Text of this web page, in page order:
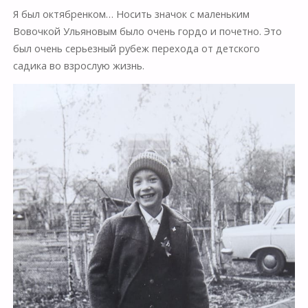
Я был октябренком… Носить значок с маленьким
Вовочкой Ульяновым было очень гордо и почетно. Это
был очень серьезный рубеж перехода от детского
садика во взрослую жизнь.